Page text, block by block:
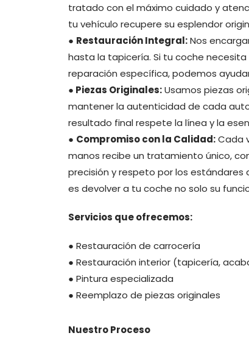
tratado con el máximo cuidado y
tu vehículo recupere su esplendor
● Restauración Integral:Nos
hasta la tapicería. Si tu coche
reparación específica, podemos
● Piezas Originales:Usamos piezas
mantener la autenticidad de cada
resultado final respete la línea y la
● Compromiso con la Calidad:Cada
manos recibe un tratamiento único,
precisión y respeto por los
es devolver a tu coche no solo su
Servicios que ofrecemos:
● Restauración de carrocería
● Restauración interior (tapicería,
● Pintura especializada
● Reemplazo de piezas originales
Nuestro Proceso